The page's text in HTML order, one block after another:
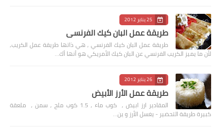
25 يناير 2012
طريقة عمل البان كيك الفرنسي
طريقة عمل البان كيك الفرنسي , هي ذاتها طريقة عمل الكريب,
لأن ما يميز الكريب الفرنسي عن البان كيك الأمريكي هو أنها أك…
26 يناير 2012
طريقة عمل الأرز الأبيض
المقادير ارز ابيض , كوب ماء , 1.5 كوب ملح , سمن , ملعقة
كبيرة طريقة التحضير - يغسل الأرز و ين…